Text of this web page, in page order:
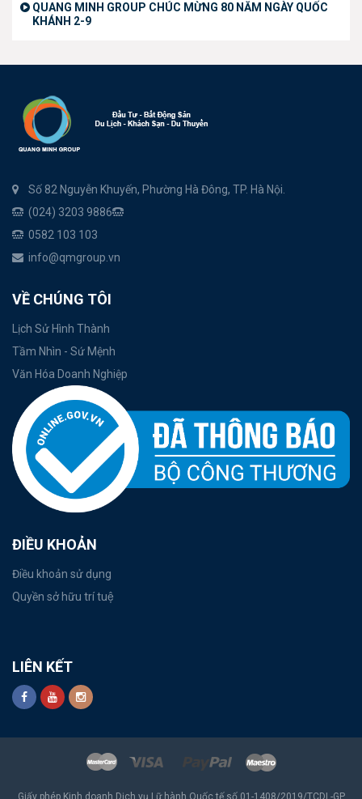
QUANG MINH GROUP CHÚC MỪNG 80 NĂM NGÀY QUỐC
KHÁNH 2-9
Số 82 Nguyễn Khuyến, Phường Hà Đông, TP. Hà Nội.
(024) 3203 9886
0582 103 103
info@qmgroup.vn
VỀ CHÚNG TÔI
Lịch Sử Hình Thành
Tầm Nhìn - Sứ Mệnh
Văn Hóa Doanh Nghiệp
ĐIỀU KHOẢN
Điều khoản sử dụng
Quyền sở hữu trí tuệ
LIÊN KẾT
Giấy phép Kinh doanh Dịch vụ Lữ hành Quốc tế số 01-1408/2019/TCDL-GP